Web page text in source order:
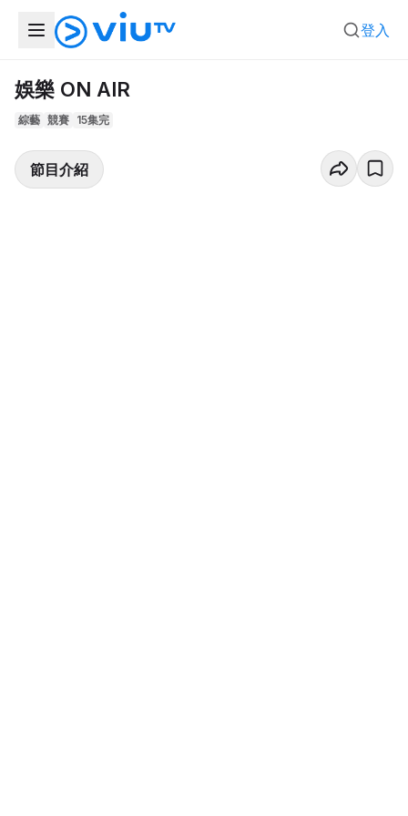
登入
娛樂 ON AIR
綜藝 競賽 15集完
節目介紹